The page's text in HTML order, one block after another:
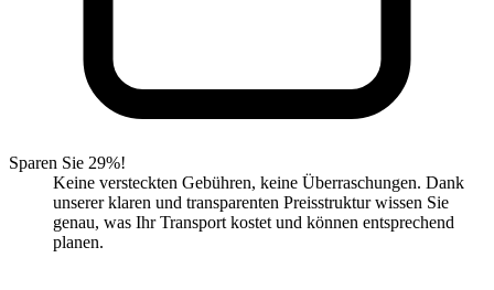
Sparen Sie 29%!
Keine versteckten Gebühren, keine Überraschungen. Dank
unserer klaren und transparenten Preisstruktur wissen Sie
genau, was Ihr Transport kostet und können entsprechend
planen.